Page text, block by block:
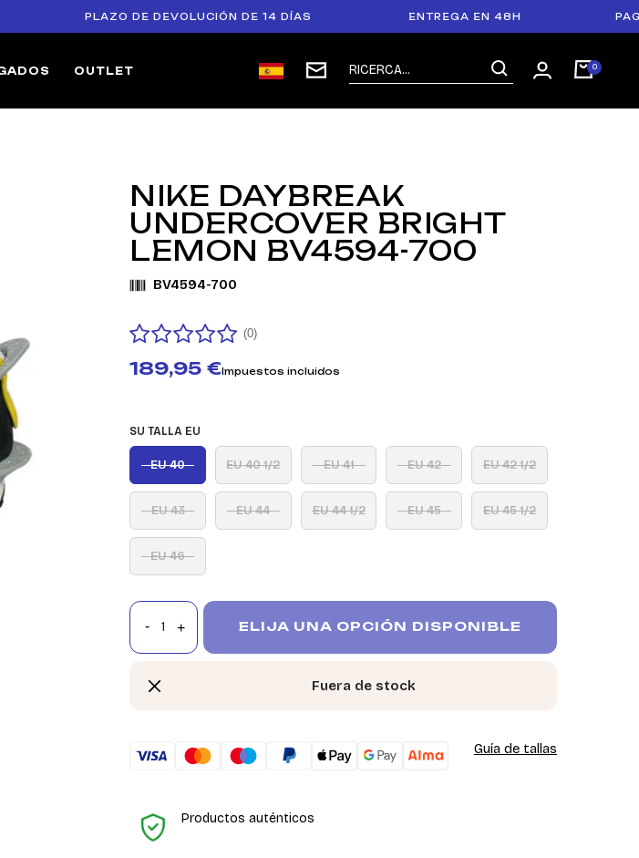
PLAZO DE DEVOLUCIÓN DE 14 DÍAS ENTREGA EN 48H PAGO
OUTLET
NIKE DAYBREAK
UNDERCOVER BRIGHT
LEMON BV4594-700
BV4594-700
(0)
189,95 €Impuestos incluidos
SU TALLA EU
EU 40 EU 40 1/2 EU 41 EU 42 EU 42 1/2
EU 43 EU 44 EU 44 1/2 EU 45 EU 45 1/2
EU 46
ELIJA UNA OPCIÓN DISPONIBLE
Fuera de stock
Guía de tallas
Productos auténticos